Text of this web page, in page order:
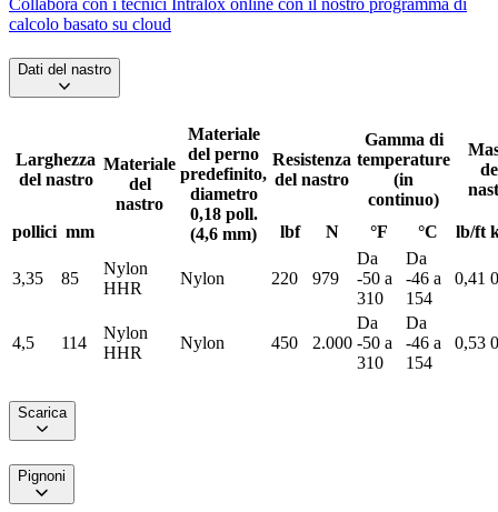
calcolo basato su cloud
Dati del nastro
Larghezza
del nastro
Materiale
del
nastro
Materiale
del perno
predefinito,
diametro
0,18 poll.
(4,6 mm)
Resistenza
del nastro
Gamma di
temperature
(in
continuo)
pollici mm lbf N °F °C lb/ft
3,35 85
Nylon
HHR
Nylon 220 979
Da
-50 a
310
Da
-46 a
154
0,41
4,5 114
Nylon
HHR
Nylon 450 2.000
Da
-50 a
310
Da
-46 a
154
0,53
Scarica
Pignoni